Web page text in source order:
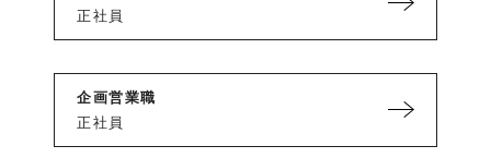
正社員
企画営業職
正社員